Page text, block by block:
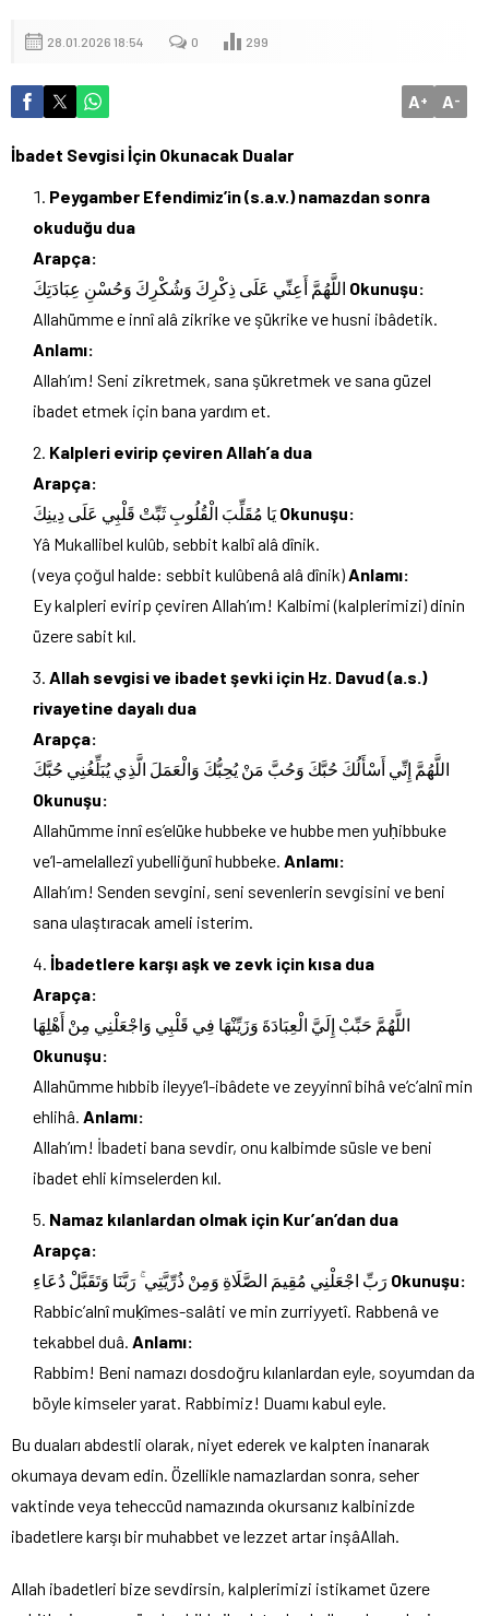
28.01.2026 18:54 0 299
A+ A-
İbadet Sevgisi İçin Okunacak Dualar
Peygamber Efendimiz’in (s.a.v.) namazdan sonra
okuduğu dua
Arapça:
Okunuşu:
Allahümme e innî alâ zikrike ve şükrike ve husni ibâdetik.
Anlamı:
Allah’ım! Seni zikretmek, sana şükretmek ve sana güzel
ibadet etmek için bana yardım et.
Kalpleri evirip çeviren Allah’a dua
Arapça:
يَا مُقَلِّبَ الْقُلُوبِ ثَبِّتْ قَلْبِي عَلَى دِينِكَOkunuşu:
Yâ Mukallibel kulûb, sebbit kalbî alâ dînik.
(veya çoğul halde: sebbit kulûbenâ alâ dînik) Anlamı:
Ey kalpleri evirip çeviren Allah’ım! Kalbimi (kalplerimizi) dinin
üzere sabit kıl.
Allah sevgisi ve ibadet şevki için Hz. Davud (a.s.)
rivayetine dayalı dua
Arapça:
اللَّهُمَّ إِنِّي أَسْأَلُكَ حُبَّكَ وَحُبَّ مَنْ يُحِبُّكَ وَالْعَمَلَ الَّذِي يُبَلِّغُنِي حُبَّكَ
Okunuşu:
Allahümme innî es’elüke hubbeke ve hubbe men yuḥibbuke
ve’l-amelallezî yubelliğunî hubbeke. Anlamı:
Allah’ım! Senden sevgini, seni sevenlerin sevgisini ve beni
sana ulaştıracak ameli isterim.
İbadetlere karşı aşk ve zevk için kısa dua
Arapça:
اللَّهُمَّ حَبِّبْ إِلَيَّ الْعِبَادَةَ وَزَيِّنْهَا فِي قَلْبِي وَاجْعَلْنِي مِنْ أَهْلِهَا
Okunuşu:
Allahümme hıbbib ileyye’l-ibâdete ve zeyyinnî bihâ ve’c’alnî min
ehlihâ. Anlamı:
Allah’ım! İbadeti bana sevdir, onu kalbimde süsle ve beni
ibadet ehli kimselerden kıl.
Namaz kılanlardan olmak için Kur’an’dan dua
Arapça:
Okunuşu:
Rabbic’alnî muḳîmes-salâti ve min zurriyyetî. Rabbenâ ve
tekabbel duâ. Anlamı:
Rabbim! Beni namazı dosdoğru kılanlardan eyle, soyumdan da
böyle kimseler yarat. Rabbimiz! Duamı kabul eyle.
Bu duaları abdestli olarak, niyet ederek ve kalpten inanarak
okumaya devam edin. Özellikle namazlardan sonra, seher
vaktinde veya teheccüd namazında okursanız kalbinizde
ibadetlere karşı bir muhabbet ve lezzet artar inşâAllah.
Allah ibadetleri bize sevdirsin, kalplerimizi istikamet üzere